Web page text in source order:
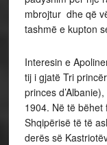
mbrojtur dhe që
tashmë e kupton
Interesin e
tij i gjatë Tri
princes
1904. Në të
Shqipërisë të të
derës së